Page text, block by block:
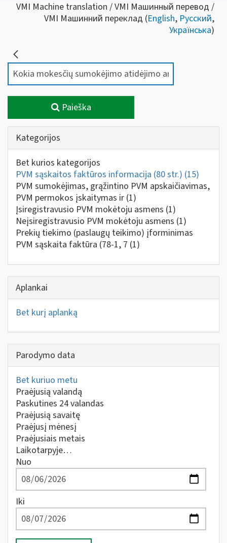
VMI Machine translation / VMI Машинный перевод /
VMI Машинний переклад (English, Русский,
Українська)
Paieška
Kategorijos
Bet kurios kategorijos
PVM sąskaitos faktūros informacija (80 str.) (15)
PVM sumokėjimas, grąžintino PVM apskaičiavimas,
PVM permokos įskaitymas ir (1)
Įsiregistravusio PVM mokėtoju asmens (1)
Neįsiregistravusio PVM mokėtoju asmens (1)
Prekių tiekimo (paslaugų teikimo) įforminimas
PVM sąskaita faktūra (78-1, 7 (1)
Aplankai
Bet kurį aplanką
Parodymo data
Bet kuriuo metu
Praėjusią valandą
Paskutines 24 valandas
Praėjusią savaitę
Praėjusį mėnesį
Praėjusiais metais
Laikotarpyje…
Nuo
Iki